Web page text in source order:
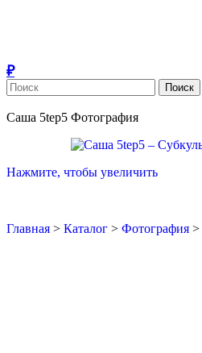
Поиск
Саша 5tep5 Фотография
Нажмите, чтобы увеличить
Главная > Каталог > Фотография >